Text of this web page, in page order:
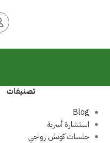
تصنيفات
Blog
استشارة أسرية
جلسات كوتش زواجي